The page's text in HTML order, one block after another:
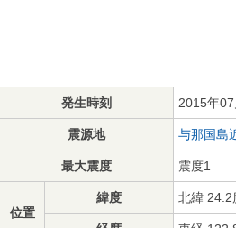
発生時刻 2015年
震源地 与那国島
最大震度 震度1
位置
緯度 北緯 24.2